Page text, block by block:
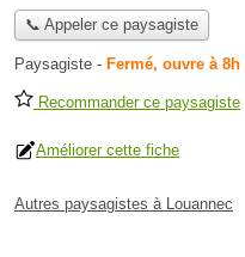
📞 Appeler ce paysagiste
Paysagiste - Fermé, ouvre à 8h
Recommander ce paysagiste
Améliorer cette fiche
Autres paysagistes à Louannec